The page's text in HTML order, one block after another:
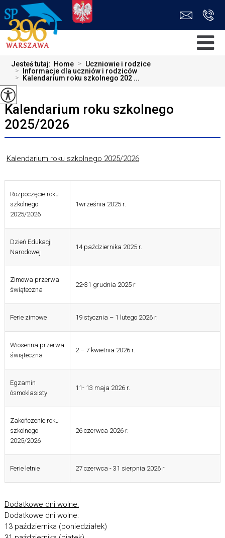
Jesteś tutaj: Home > Uczniowie i rodzice
> Informacje dla uczniów i rodziców
> Kalendarium roku szkolnego 202 ...
Kalendarium roku szkolnego
2025/2026
Kalendarium roku szkolnego 2025/2026
Rozpoczęcie roku
szkolnego
2025/2026
1września 2025 r.
Dzień Edukacji
Narodowej
14 października 2025 r.
Zimowa przerwa
świąteczna
22-31 grudnia 2025 r
Ferie zimowe 19 stycznia – 1 lutego 2026 r.
Wiosenna przerwa
świąteczna
2 – 7 kwietnia 2026 r.
Egzamin
ósmoklasisty
11- 13 maja 2026 r.
Zakończenie roku
szkolnego
2025/2026
26 czerwca 2026 r.
Ferie letnie 27 czerwca - 31 sierpnia 2026 r
Dodatkowe dni wolne:
Dodatkowe dni wolne:
13 października (poniedziałek)